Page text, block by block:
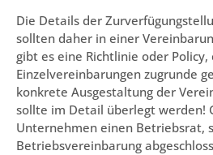
Die Details der
sollten daher in einer
gibt es eine Richtlinie oder Policy,
Einzelvereinbarungen zugrunde
konkrete Ausgestaltung der
sollte im Detail überlegt werden!
Unternehmen einen Betriebsrat,
Betriebsvereinbarung